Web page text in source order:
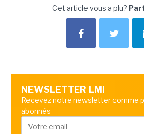
Cet article vous a plu?
NEWSLETTER LMI
Recevez notre newsletter comme
abonnés